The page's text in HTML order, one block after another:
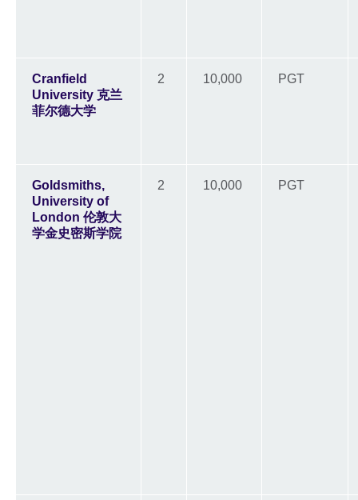
Cranfield
University 克兰
菲尔德大学
2 10,000 PGT
Goldsmiths,
University of
London 伦敦大
学金史密斯学院
2 10,000 PGT